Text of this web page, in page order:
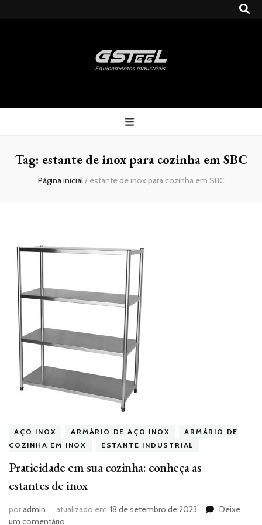
Gsteel
Tag: estante de inox para cozinha em SBC
Página inicial/ estante de inox para cozinha em SBC
AÇO INOX ARMÁRIO DE AÇO INOX
ARMÁRIO DE
COZINHA EM INOX
ESTANTE INDUSTRIAL
Praticidade em sua cozinha: conheça as
estantes de inox
poradmin atualizado em 18 de setembro de 2023
Deixe
um comentário